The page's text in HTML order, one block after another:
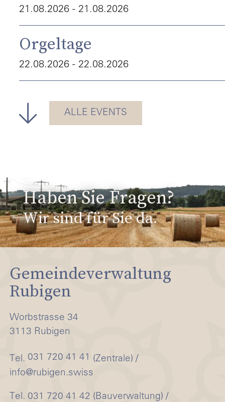
21.08.2026 - 21.08.2026
Orgeltage
22.08.2026 - 22.08.2026
28.08.2026 - 28.08.2026
4. Abendmusik 2026 – Familienkonzert «Die Kinderbrücke»
30.08.2026 - 30.08.2026
01.09.2026 - 01.09.2026
Challenger Crew
ALLE EVENTS
Haben Sie Fragen?
Wir sind für Sie da.
Gemeindeverwaltung
Rubigen
Worbstrasse 34
3113 Rubigen
Tel. 031 720 41 41
(Zentrale) /
info@rubigen.swiss
Tel. 031 720 41 42 (Bauverwaltung) /